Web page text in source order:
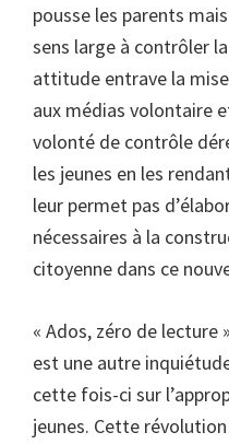
pousse les parents
sens large à contrôler
attitude entrave la
aux médias volontaire
volonté de contrôle
les jeunes en les
leur permet pas
nécessaires à la
citoyenne dans ce
« Ados, zéro de
est une autre
cette fois-ci sur
jeunes. Cette